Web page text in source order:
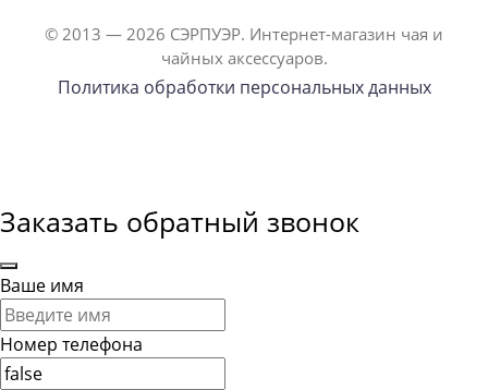
© 2013 — 2026 СЭРПУЭР. Интернет-магазин чая и
чайных аксессуаров.
Политика обработки персональных данных
Заказать обратный звонок
Ваше имя
Номер телефона